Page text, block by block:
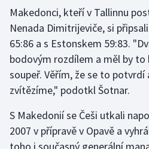
Ostatní
Makedonci, kteří v Tallinnu
Nenada Dimitrijeviče, si
65:86 a s Estonskem 59:83.
bodovým rozdílem a měl by to
soupeř. Věřím, že se to potvrdí
zvítězíme," podotkl Šotnar.
S Makedonií se Češi utkali
2007 v přípravě v Opavě a